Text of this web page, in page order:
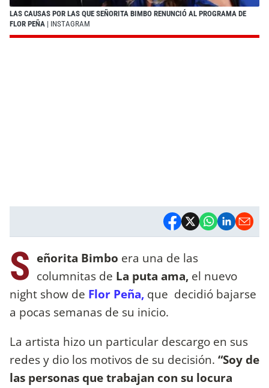
LAS CAUSAS POR LAS QUE SEÑORITA BIMBO RENUNCIÓ AL PROGRAMA DE
FLOR PEÑA | INSTAGRAM
S eñorita Bimbo era una de las
columnitas de La puta ama, el nuevo
night show de Flor Peña, que decidió bajarse
a pocas semanas de su inicio.
La artista hizo un particular descargo en sus
redes y dio los motivos de su decisión. “Soy de
las personas que trabajan con su locura